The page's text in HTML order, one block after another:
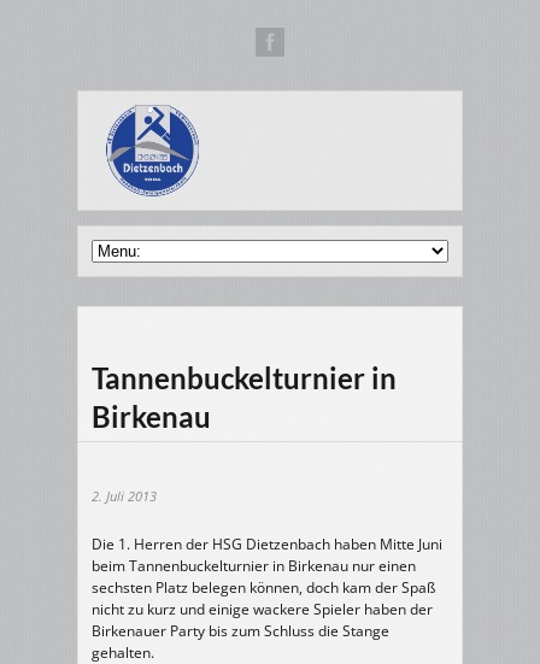
Tannenbuckelturnier in
Birkenau
2. Juli 2013
Die 1. Herren der HSG Dietzenbach haben Mitte Juni
beim Tannenbuckelturnier in Birkenau nur einen
sechsten Platz belegen können, doch kam der Spaß
nicht zu kurz und einige wackere Spieler haben der
Birkenauer Party bis zum Schluss die Stange
gehalten.